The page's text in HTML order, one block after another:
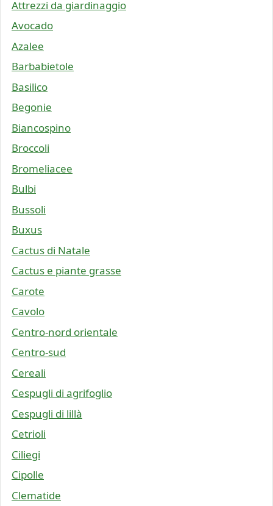
Attrezzi da giardinaggio
Avocado
Azalee
Barbabietole
Basilico
Begonie
Biancospino
Broccoli
Bromeliacee
Bulbi
Bussoli
Buxus
Cactus di Natale
Cactus e piante grasse
Carote
Cavolo
Centro-nord orientale
Centro-sud
Cereali
Cespugli di agrifoglio
Cespugli di lillà
Cetrioli
Ciliegi
Cipolle
Clematide